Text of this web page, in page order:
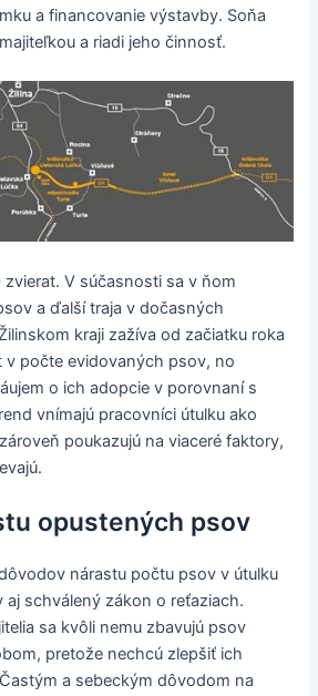
a financovanie výstavby. Soňa
a riadi jeho činnosť.
zvierat. V súčasnosti sa v ňom
a ďalší traja v dočasných
kraji zažíva od začiatku roka
v počte evidovaných psov, no
o ich adopcie v porovnaní s
vnímajú pracovníci útulku ako
poukazujú na viaceré faktory,
opustených psov
nárastu počtu psov v útulku
schválený zákon o reťaziach.
sa kvôli nemu zbavujú psov
pretože nechcú zlepšiť ich
a sebeckým dôvodom na